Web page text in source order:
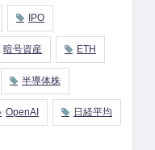
IPO
暗号資産 ETH
半導体株
OpenAI 日経平均